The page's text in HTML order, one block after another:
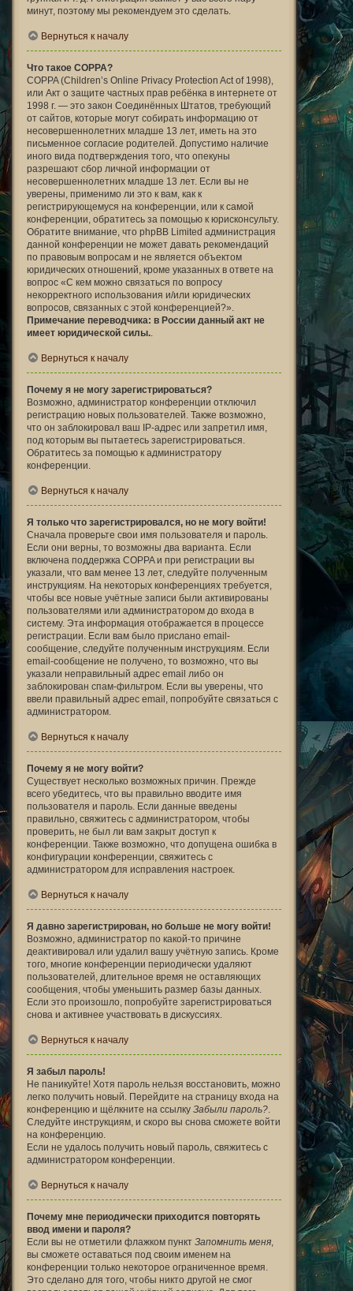
минут, поэтому мы рекомендуем это сделать.
Вернуться к началу
Что такое COPPA?
COPPA (Children’s Online Privacy Protection Act of 1998),
или Акт о защите частных прав ребёнка в интернете от
1998 г. — это закон Соединённых Штатов, требующий
от сайтов, которые могут собирать информацию от
несовершеннолетних младше 13 лет, иметь на это
письменное согласие родителей. Допустимо наличие
иного вида подтверждения того, что опекуны
разрешают сбор личной информации от
несовершеннолетних младше 13 лет. Если вы не
уверены, применимо ли это к вам, как к
регистрирующемуся на конференции, или к самой
конференции, обратитесь за помощью к юрисконсульту.
Обратите внимание, что phpBB Limited администрация
данной конференции не может давать рекомендаций
по правовым вопросам и не является объектом
юридических отношений, кроме указанных в ответе на
вопрос «С кем можно связаться по вопросу
некорректного использования и/или юридических
вопросов, связанных с этой конференцией?».
Примечание переводчика: в России данный акт не
имеет юридической силы..
Вернуться к началу
Почему я не могу зарегистрироваться?
Возможно, администратор конференции отключил
регистрацию новых пользователей. Также возможно,
что он заблокировал ваш IP-адрес или запретил имя,
под которым вы пытаетесь зарегистрироваться.
Обратитесь за помощью к администратору
конференции.
Вернуться к началу
Я только что зарегистрировался, но не могу войти!
Сначала проверьте свои имя пользователя и пароль.
Если они верны, то возможны два варианта. Если
включена поддержка COPPA и при регистрации вы
указали, что вам менее 13 лет, следуйте полученным
инструкциям. На некоторых конференциях требуется,
чтобы все новые учётные записи были активированы
пользователями или администратором до входа в
систему. Эта информация отображается в процессе
регистрации. Если вам было прислано email-
сообщение, следуйте полученным инструкциям. Если
email-сообщение не получено, то возможно, что вы
указали неправильный адрес email либо он
заблокирован спам-фильтром. Если вы уверены, что
ввели правильный адрес email, попробуйте связаться с
администратором.
Вернуться к началу
Почему я не могу войти?
Существует несколько возможных причин. Прежде
всего убедитесь, что вы правильно вводите имя
пользователя и пароль. Если данные введены
правильно, свяжитесь с администратором, чтобы
проверить, не был ли вам закрыт доступ к
конференции. Также возможно, что допущена ошибка в
конфигурации конференции, свяжитесь с
администратором для исправления настроек.
Вернуться к началу
Я давно зарегистрирован, но больше не могу войти!
Возможно, администратор по какой-то причине
деактивировал или удалил вашу учётную запись. Кроме
того, многие конференции периодически удаляют
пользователей, длительное время не оставляющих
сообщения, чтобы уменьшить размер базы данных.
Если это произошло, попробуйте зарегистрироваться
снова и активнее участвовать в дискуссиях.
Вернуться к началу
Я забыл пароль!
Не паникуйте! Хотя пароль нельзя восстановить, можно
легко получить новый. Перейдите на страницу входа на
конференцию и щёлкните на ссылку Забыли пароль?.
Следуйте инструкциям, и скоро вы снова сможете войти
на конференцию.
Если не удалось получить новый пароль, свяжитесь с
администратором конференции.
Вернуться к началу
Почему мне периодически приходится повторять
ввод имени и пароля?
Если вы не отметили флажком пункт Запомнить меня,
вы сможете оставаться под своим именем на
конференции только некоторое ограниченное время.
Это сделано для того, чтобы никто другой не смог